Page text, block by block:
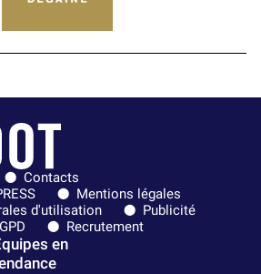
Contacts
Mentions légales
d'utilisation
Publicité
Recrutement
en